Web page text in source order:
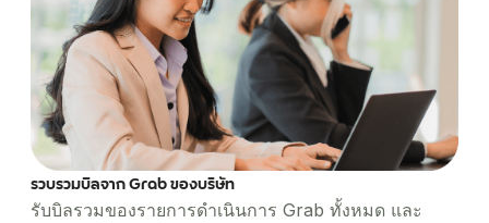
รวบรวมบิลจาก Grab ของบริษัท
รับบิลรวมของรายการดำเนินการ Grab ทั้งหมด และ